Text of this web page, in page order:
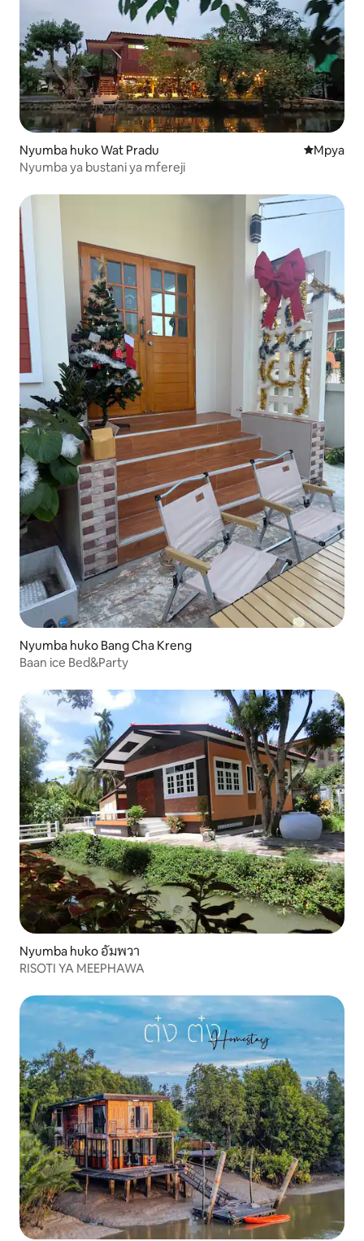
Nyumba huko Wat Pradu Eneo jipya
Mpya
Nyumba ya bustani ya mfereji
Nyumba huko Bang Cha Kreng
Baan ice Bed&Party
Nyumba huko อัมพวา
RISOTI YA MEEPHAWA